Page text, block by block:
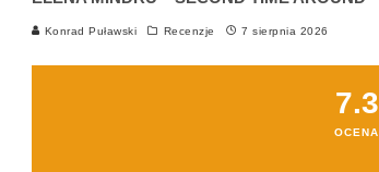
Konrad Puławski Recenzje 7 sierpnia 2026
7.3
OCENA